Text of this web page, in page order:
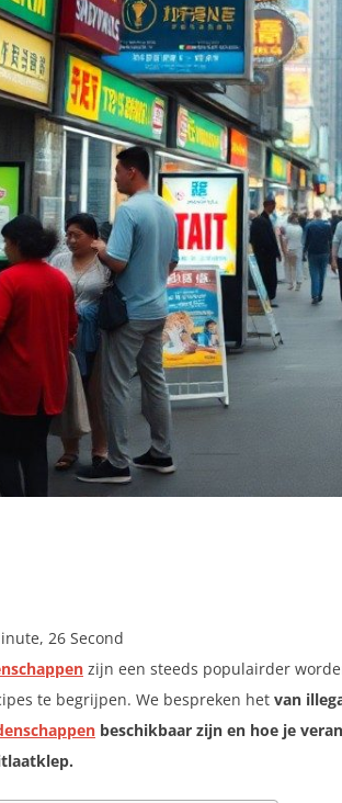
26 Second
zijn een steeds populairder
te begrijpen. We bespreken het van
beschikbaar zijn en hoe je